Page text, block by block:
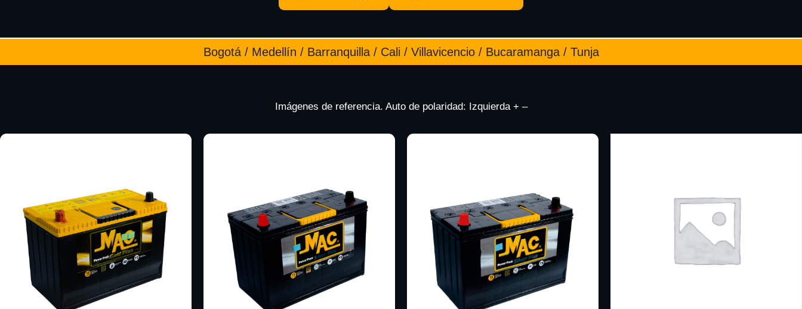
Bogotá / Medellín / Barranquilla / Cali / Villavicencio / Bucaramanga / Tunja
Imágenes de referencia. Auto de polaridad: Izquierda + –